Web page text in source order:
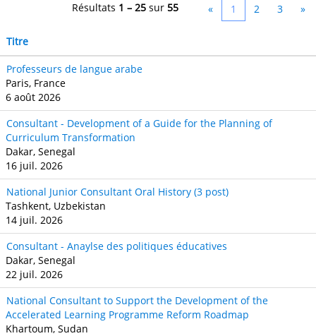
Résultats 1 – 25 sur 55 « 1 2 3 »
Titre
Professeurs de langue arabe
Paris, France
6 août 2026
Consultant - Development of a Guide for the Planning of
Curriculum Transformation
Dakar, Senegal
16 juil. 2026
National Junior Consultant Oral History (3 post)
Tashkent, Uzbekistan
14 juil. 2026
Consultant - Anaylse des politiques éducatives
Dakar, Senegal
22 juil. 2026
National Consultant to Support the Development of the
Accelerated Learning Programme Reform Roadmap
Khartoum, Sudan